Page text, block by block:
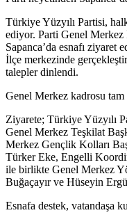
Türkiye Yüzyılı Partisi,
ediyor. Parti Genel Merkez
Sapanca’da esnafı ziyaret
İlçe merkezinde
talepler dinlendi.
Genel Merkez kadrosu tam
Ziyarete; Türkiye Yüzyılı
Genel Merkez Teşkilat
Merkez Gençlik Kolları
Türker Eke, Engelli
ile birlikte Genel Merkez
Buğaçayır ve Hüseyin
Esnafa destek, vatandaşa